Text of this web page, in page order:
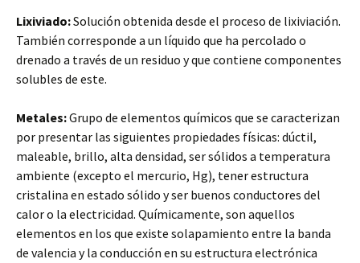
Lixiviado:Solución obtenida desde el proceso de lixiviación.
También corresponde a un líquido que ha percolado o
drenado a través de un residuo y que contiene componentes
solubles de este.
Metales:Grupo de elementos químicos que se caracterizan
por presentar las siguientes propiedades físicas: dúctil,
maleable, brillo, alta densidad, ser sólidos a temperatura
ambiente (excepto el mercurio, Hg), tener estructura
cristalina en estado sólido y ser buenos conductores del
calor o la electricidad. Químicamente, son aquellos
elementos en los que existe solapamiento entre la banda
de valencia y la conducción en su estructura electrónica